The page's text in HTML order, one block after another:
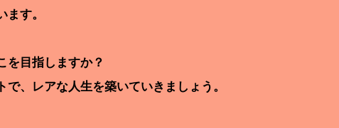
す。
目指しますか？
、レアな人生を築いていきましょう。